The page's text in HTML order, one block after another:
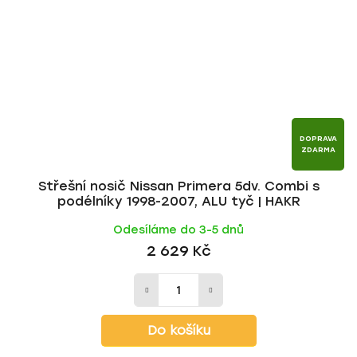
DOPRAVA
ZDARMA
Střešní nosič Nissan Primera 5dv. Combi s
podélníky 1998-2007, ALU tyč | HAKR
Odesíláme do 3-5 dnů
2 629 Kč
Do košíku